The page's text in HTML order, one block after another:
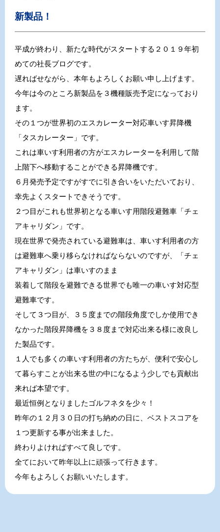
新製品！
平成が終わり、新たな時代がスタートする２０１９年初
めての社長ブログです。
遅ればせながら、本年もよろしくお願い申し上げます。
今年は今のところ新製品を３機種販売予定になっており
ます。
その１つが世界初のエスカレーター対応車いす昇降機
「タスカレーター」です。
これは車いす利用者の方がエスカレーターを利用して階
上階下へ移動することができる昇降機です。
６月発売予定ですがすでに引き合いをいただいており、
幸先よくスタートできそうです。
２つ目がこれも世界初となる車いす用階段避難車「チェ
アキャリダン」です。
現在世界で発売されている避難車は、車いす利用者の方
は避難車へ乗り移らなければならないのですが、「チェ
アキャリダン」は車いすのまま
装着して階段を避難できる世界でも唯一の車いす対応型
避難車です。
そして３つ目が、３５度までの階段角度でしか使用でき
なかった階段昇降機を３８度まで対応出来る様に改良し
た製品です。
１人でも多くの車いす利用者の方たちが、便利で安心し
て暮らすことが出来る世の中になるよう少しでも貢献出
来れば本望です。
最近恒例となりましたゴルフネタを少々！
昨年の１２月３０日の打ち納めの日に、ベストスコアを
１つ更新する事が出来ました。
終わりよければすべて良しです。
全てにおいて昨年以上に頑張って行きます。
今年もよろしくお願いいたします。